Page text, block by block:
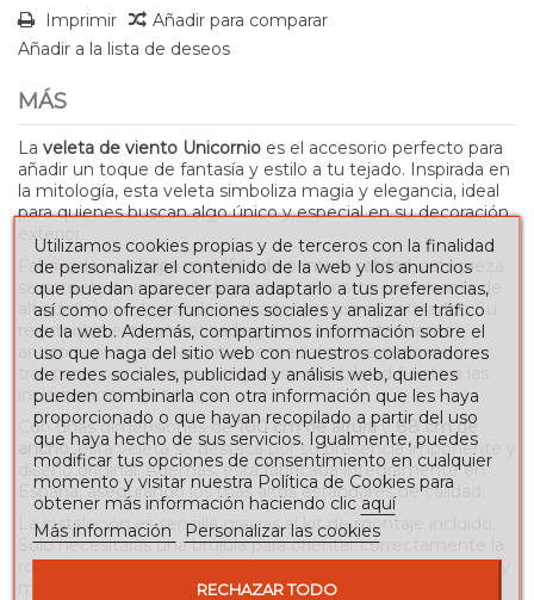
Imprimir
Añadir para comparar
Añadir a la lista de deseos
MÁS
La veleta de viento Unicornio es el accesorio perfecto para
añadir un toque de fantasía y estilo a tu tejado. Inspirada en
la mitología, esta veleta simboliza magia y elegancia, ideal
para quienes buscan algo único y especial en su decoración
exterior.
Fabricada enchapa metálica de primera calidad, esta pieza
se somete a un detallado proceso de corte con plasma de
alta definición, logrando acabados precisos y refinados. Su
resistencia está garantizada gracias a un tratamiento
anticorrosivo y a una pintura especial para exteriores que,
tras pasar por el horno, asegura su durabilidad frente a las
inclemencias del tiempo.
Con unas dimensiones de100 cm de alturay 88 cm de
ancho , esta veleta se destaca por su presencia imponente y
diseño original. Además, está fabricada íntegramente en
España, asegurando los más altos estándares de calidad.
La instalación es sencilla gracias al kit de montaje incluido.
Solo necesitarás una brújula para orientar correctamente la
rosa de los vientos y disfrutar de una decoración funcional y
¡Haz que tu tejado sea único con la veleta de
Utilizamos cookies propias y de terceros con la finalidad
de personalizar el contenido de la web y los anuncios
que puedan aparecer para adaptarlo a tus preferencias,
así como ofrecer funciones sociales y analizar el tráfico
de la web. Además, compartimos información sobre el
uso que haga del sitio web con nuestros colaboradores
de redes sociales, publicidad y análisis web, quienes
pueden combinarla con otra información que les haya
proporcionado o que hayan recopilado a partir del uso
que haya hecho de sus servicios. Igualmente, puedes
modificar tus opciones de consentimiento en cualquier
momento y visitar nuestra Política de Cookies para
obtener más información haciendo clic aquí
Más información
Personalizar las cookies
RECHAZAR TODO